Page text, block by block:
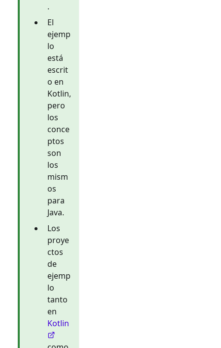
.
El
ejemp
lo
está
escrit
o en
Kotlin,
pero
los
conce
ptos
son
los
mism
os
para
Java.
Los
proye
ctos
de
ejemp
lo
tanto
en
Kotlin